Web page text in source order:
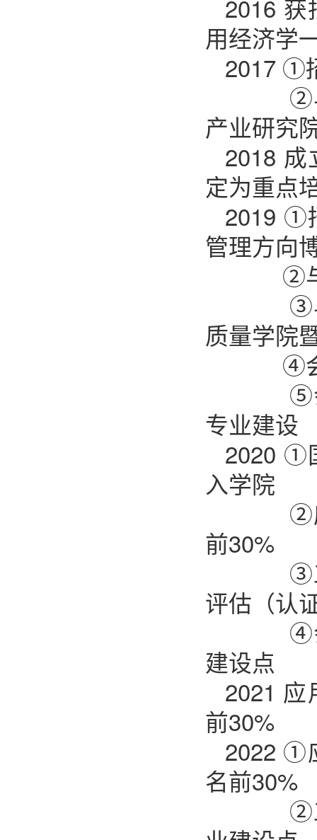
2016
用经济学
2017 ①
②与
产业研究
2018
定为重点
2019 ①
管理方向
②与赣
③与
质量学院
④会
⑤会
专业建设
2020 ①
入学院
②应
前30%
③工
评估（认
④会
建设点
2021
前30%
2022 ①
名前30%
②工